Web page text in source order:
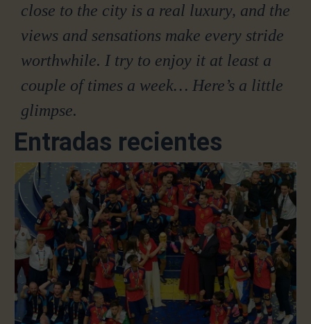
close to the city is a real luxury, and the
views and sensations make every stride
worthwhile. I try to enjoy it at least a
couple of times a week… Here’s a little
glimpse.
Entradas recientes